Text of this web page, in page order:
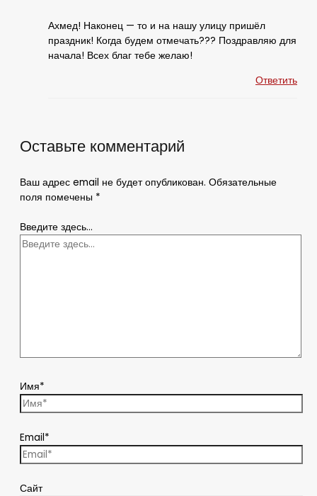
Ахмед! Наконец — то и на нашу улицу пришёл
праздник! Когда будем отмечать??? Поздравляю для
начала! Всех благ тебе желаю!
Ответить
Оставьте комментарий
Ваш адрес email не будет опубликован. Обязательные
поля помечены *
Введите здесь...
Имя*
Email*
Сайт